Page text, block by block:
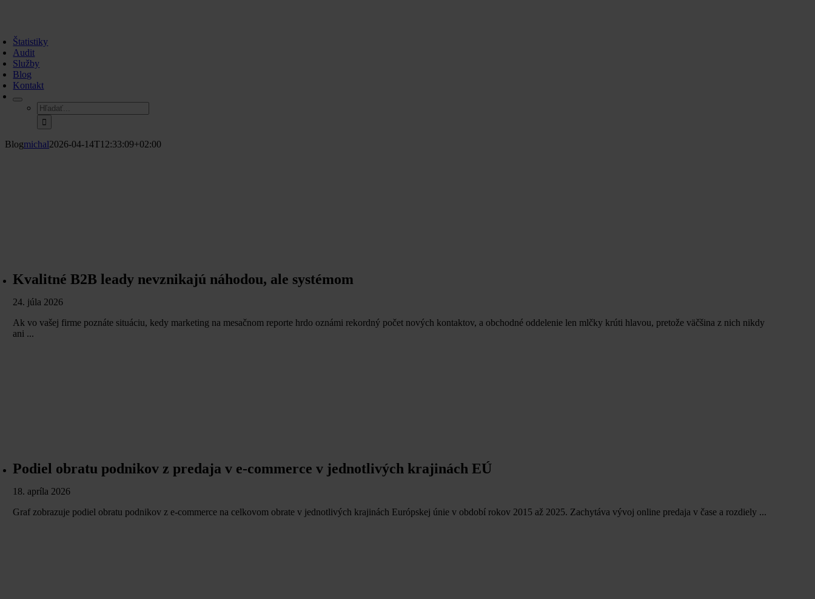
Štatistiky
Audit
Služby
Blog
Kontakt
Hľadať:
Blogmichal2026-04-14T12:33:09+02:00
Kvalitné B2B leady nevznikajú náhodou, ale systémom
24. júla 2026
Ak vo vašej firme poznáte situáciu, kedy marketing na mesačnom reporte hrdo oznámi rekordný počet nových kontaktov, a obchodné oddelenie len mlčky krúti hlavou, pretože väčšina z nich nikdy
ani ...
Podiel obratu podnikov z predaja v e-commerce v jednotlivých krajinách EÚ
18. apríla 2026
Graf zobrazuje podiel obratu podnikov z e-commerce na celkovom obrate v jednotlivých krajinách Európskej únie v období rokov 2015 až 2025. Zachytáva vývoj online predaja v čase a rozdiely ...